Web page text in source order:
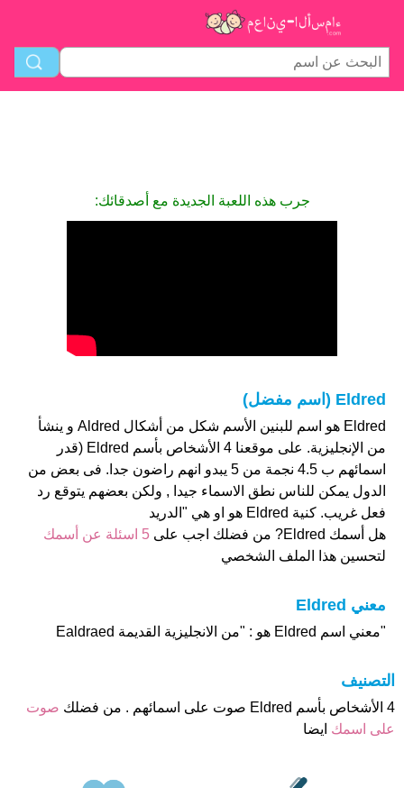
جرب هذه اللعبة الجديدة مع أصدقائك:
Eldred (اسم مفضل)
Eldred هو اسم للبنين الأسم شكل من أشكال Aldred و ينشأ
من الإنجليزية. على موقعنا 4 الأشخاص بأسم Eldred (قدر
اسمائهم ب 4.5 نجمة من 5 يبدو انهم راضون جدا. فى بعض من
الدول يمكن للناس نطق الاسماء جيدا , ولكن بعضهم يتوقع رد
فعل غريب. كنية Eldred هو او هي "الدريد
هل أسمك Eldred? من فضلك اجب على
5 اسئلة عن أسمك
لتحسين هذا الملف الشخصي
معني Eldred
"معني اسم Eldred هو : "من الانجليزية القديمة Ealdraed
التصنيف
4 الأشخاص بأسم Eldred صوت على اسمائهم . من فضلك
صوت
على اسمك ايضا